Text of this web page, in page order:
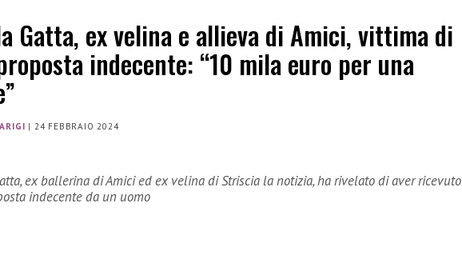
Gatta, ex velina e allieva di Amici, vittima di
indecente: “10 mila euro per una
| 24 FEBBRAIO 2024
ex ballerina di Amici ed ex velina di Striscia la notizia, ha rivelato di aver ricevuto
indecente da un uomo